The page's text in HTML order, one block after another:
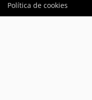
Política de cookies